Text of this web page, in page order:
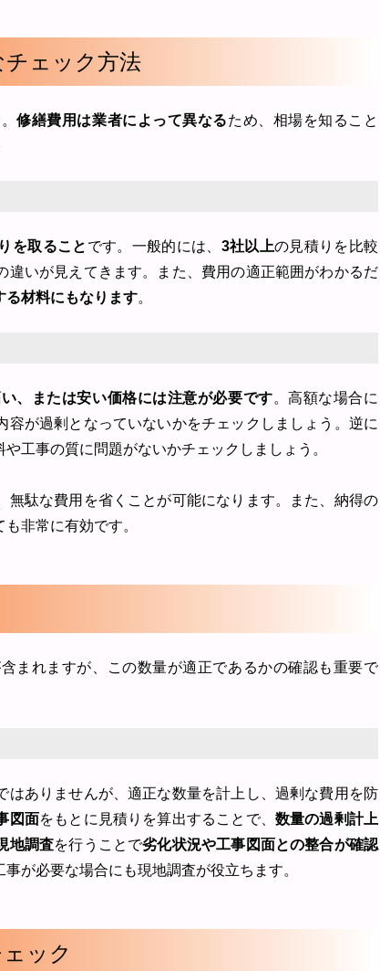
チェック方法
修繕費用は業者によって異なるため、相場を知ること
を取ること です。一般的には、 3社以上の見積りを比較
違いが見えてきます。また、費用の適正範囲がわかるだ
る材料にもなります。
、または安い価格には注意が必要です。高額な場合に
が過剰となっていないかをチェックしましょう。逆に
工事の質に問題がないかチェックしましょう。
無駄な費用を省くことが可能になります。また、納得の
非常に有効です。
まれますが、この数量が適正であるかの確認も重要で
はありませんが、適正な数量を計上し、過剰な費用を防
図面をもとに見積りを算出することで、 数量の過剰計上
地調査を行うことで劣化状況や工事図面との整合が確認
が必要な場合にも現地調査が役立ちます。
ック